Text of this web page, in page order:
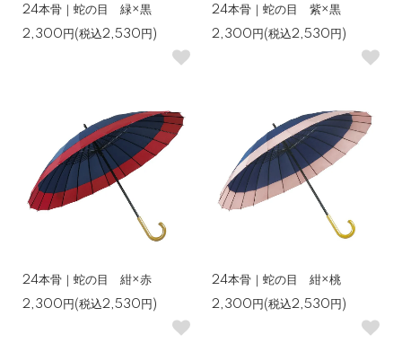
24本骨｜蛇の目 緑×黒
2,300円(税込2,530円)
24本骨｜蛇の目 紫×黒
2,300円(税込2,530円)
24本骨｜蛇の目 紺×赤
2,300円(税込2,530円)
24本骨｜蛇の目 紺×桃
2,300円(税込2,530円)